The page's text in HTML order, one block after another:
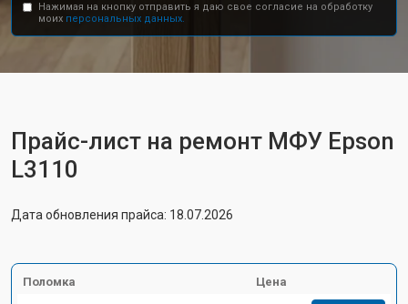
Нажимая на кнопку отправить я даю свое согласие на обработку
моих персональных данных.
Прайс-лист на ремонт МФУ Epson
L3110
Дата обновления прайса: 18.07.2026
Поломка Цена